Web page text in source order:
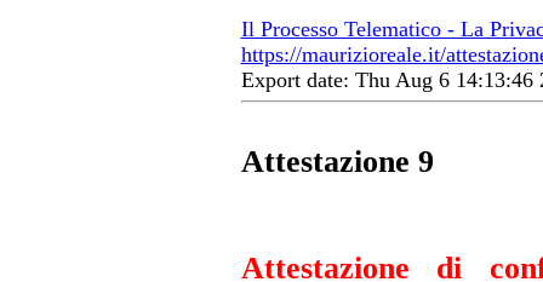
Il Processo Telematico - La
https://maurizioreale.it/
Export date: Thu Aug 6
Attestazione 9
Attestazione di